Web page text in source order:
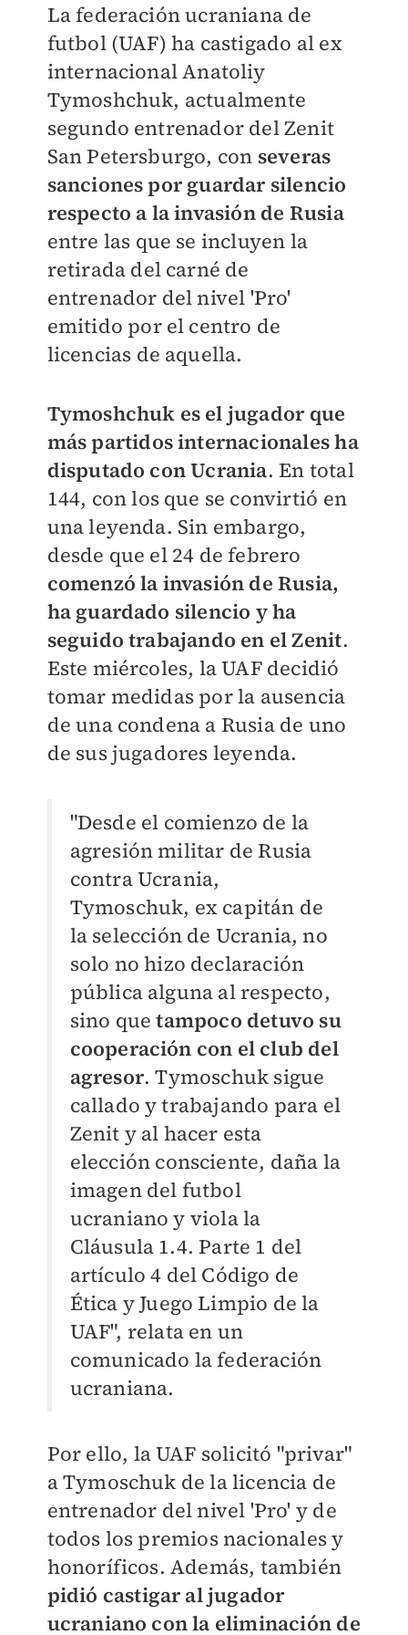
La federación ucraniana de
futbol (UAF) ha castigado al ex
internacional Anatoliy
Tymoshchuk, actualmente
segundo entrenador del Zenit
San Petersburgo, con severas
sanciones por guardar silencio
respecto a la invasión de Rusia
entre las que se incluyen la
retirada del carné de
entrenador del nivel 'Pro'
emitido por el centro de
licencias de aquella.
Tymoshchuk es el jugador que
más partidos internacionales ha
disputado con Ucrania. En total
144, con los que se convirtió en
una leyenda. Sin embargo,
desde que el 24 de febrero
comenzó la invasión de Rusia,
ha guardado silencio y ha
seguido trabajando en el Zenit.
Este miércoles, la UAF decidió
tomar medidas por la ausencia
de una condena a Rusia de uno
de sus jugadores leyenda.
"Desde el comienzo de la
agresión militar de Rusia
contra Ucrania,
Tymoschuk, ex capitán de
la selección de Ucrania, no
solo no hizo declaración
pública alguna al respecto,
sino quetampoco detuvo su
cooperación con el club del
agresor. Tymoschuk sigue
callado y trabajando para el
Zenit y al hacer esta
elección consciente, daña la
imagen del futbol
ucraniano y viola la
Cláusula 1.4. Parte 1 del
artículo 4 del Código de
Ética y Juego Limpio de la
UAF", relata en un
comunicado la federación
ucraniana.
Por ello, la UAF solicitó "privar"
a Tymoschuk de la licencia de
entrenador del nivel 'Pro' y de
todos los premios nacionales y
honoríficos. Además, también
pidió castigar al jugador
ucraniano con la eliminación de